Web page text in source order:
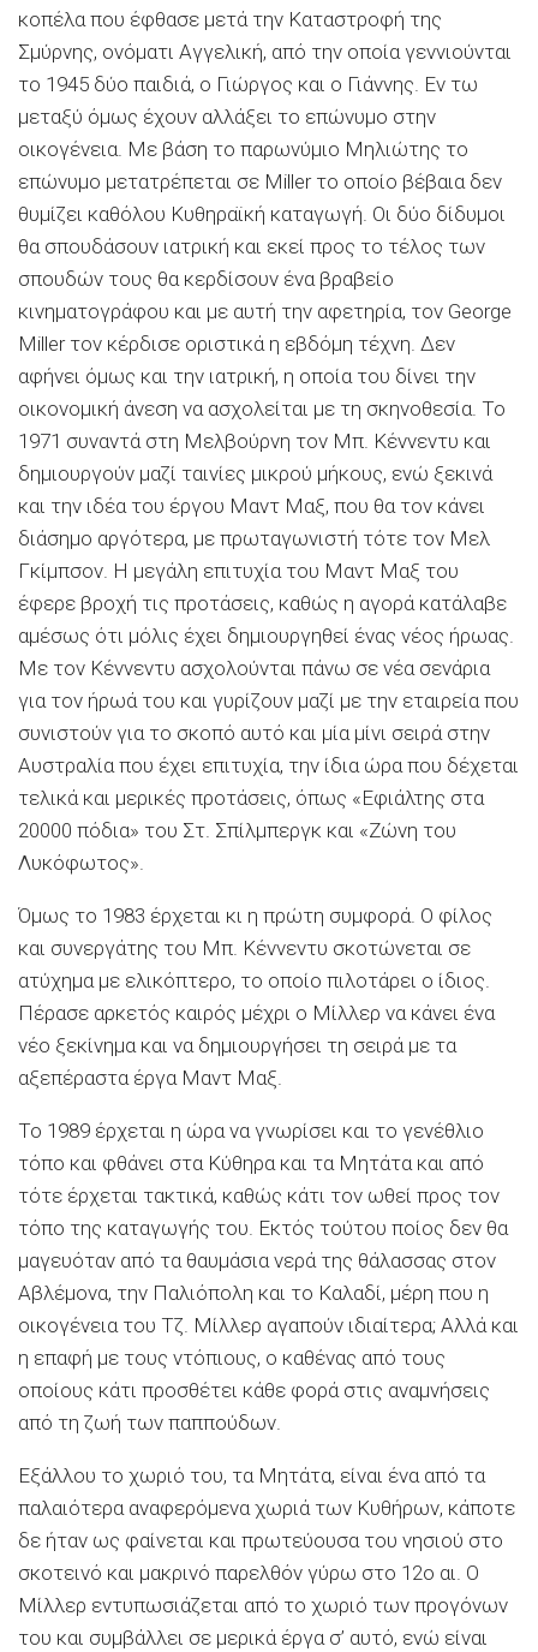
κοπέλα που έφθασε μετά την Καταστροφή της
Σμύρνης, ονόματι Αγγελι­κή, από την οποία γεννιούνται
το 1945 δύο παιδιά, ο Γιώργος και ο Γιάννης. Εν τω
μεταξύ όμως έχουν αλλάξει το επώνυ­μο στην
οικογένεια. Με βάση το παρωνύμιο Μηλιώτης το
επώνυμο μετατρέπεται σε Μiller το οποίο βέβαια δεν
θυμίζει καθόλου Κυθηραϊκή καταγωγή. Οι δύο δίδυμοι
θα σπουδά­σουν ιατρική και εκεί προς το τέλος των
σπουδών τους θα κερδίσουν ένα βραβείο
κινηματογράφου και με αυτή την α­φετηρία, τον George
Miller τον κέρδισε οριστικά η εβδόμη τέ­χνη. Δεν
αφήνει όμως και την ιατρική, η οποία του δίνει την
οικονομική άνεση να ασχολείται με τη σκηνοθεσία. Το
1971 συναντά στη Μελβούρνη τον Μπ. Κέννεντυ και
δημιουργούν μαζί ταινίες μικρού μήκους, ενώ ξεκινά
και την ιδέα του έρ­γου Μαντ Μαξ, που θα τον κάνει
διάσημο αργότερα, με πρω­ταγωνιστή τότε τον Μελ
Γκίμπσον. Η μεγάλη επιτυχία του Μαντ Μαξ του
έφερε βροχή τις προτάσεις, καθώς η αγορά κατάλαβε
αμέσως ότι μόλις έχει δημιουργηθεί ένας νέος ήρωας.
Με τον Κέννεντυ ασχολούνται πάνω σε νέα σενάρια
για τον ήρωά του και γυρίζουν μαζί με την εταιρεία που
συνιστούν για το σκοπό αυτό και μία μίνι σειρά στην
Αυστραλία που έχει επιτυχία, την ίδια ώρα που δέχεται
τελικά και μερι­κές προτάσεις, όπως «Εφιάλτης στα
20000 πόδια» του Στ. Σπίλμπεργκ και «Ζώνη του
Λυκόφωτος».
Όμως το 1983 έρ­χεται κι η πρώτη συμφορά. Ο φίλος
και συνεργάτης του Μπ. Κέννεντυ σκοτώνεται σε
ατύχημα με ελικόπτε­ρο, το οποίο πιλοτάρει ο ίδιος.
Πέρασε αρκετός καιρός μέχρι ο Μίλλερ να κάνει ένα
νέο ξεκίνη­μα και να δημιουργήσει τη σειρά με τα
αξεπέρα­στα έργα Μαντ Μαξ.
Το 1989 έρχεται η ώρα να γνωρίσει και το γενέθλιο
τόπο και φθάνει στα Κύθηρα και τα Μητάτα και από
τότε έρχεται τα­κτικά, καθώς κάτι τον ωθεί προς τον
τόπο της καταγωγής του. Εκτός τούτου ποίος δεν θα
μα­γευόταν από τα θαυμάσια νερά της θάλασσας στον
Αβλέμονα, την Παλιόπολη και το Καλαδί, μέρη που η
οικογένεια του Τζ. Μίλλερ αγαπούν ιδιαίτερα; Αλλά και
η επαφή με τους ντόπιους, ο καθένας από τους
οποίους κάτι προσθέτει κάθε φορά στις αναμνήσεις
από τη ζωή των παππού­δων.
Εξάλλου το χωριό του, τα Μητάτα, είναι έ­να από τα
παλαιότερα αναφερόμενα χωριά των Κυθήρων, κάποτε
δε ήταν ως φαίνεται και πρω­τεύουσα του νησιού στο
σκοτεινό και μακρινό παρελθόν γύρω στο 12ο αι. Ο
Μίλλερ εντυπω­σιάζεται από το χωριό των προγόνων
του και συμβάλλει σε μερικά έργα σ’ αυτό, ενώ είναι